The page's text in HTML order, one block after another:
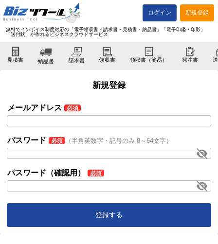
ログイン 新規登録
無料でインボイス制度対応の「電子領収書・請求書・見積書・納品書」「電子印鑑・印影」
「送付状」が作れるビジネスクラウドサービス
見積書 納品書 請求書 領収書 領収書（簡易） 発注書
新規登録
メールアドレス
パスワード （半角英数字・記号のみ 8～64文字）
パスワード（確認用）